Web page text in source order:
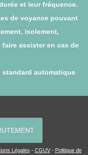
et leur fréquence.
de voyance pouvant
isolement,
faire assister en cas de
automatique
Légales - CGUV- Politique de